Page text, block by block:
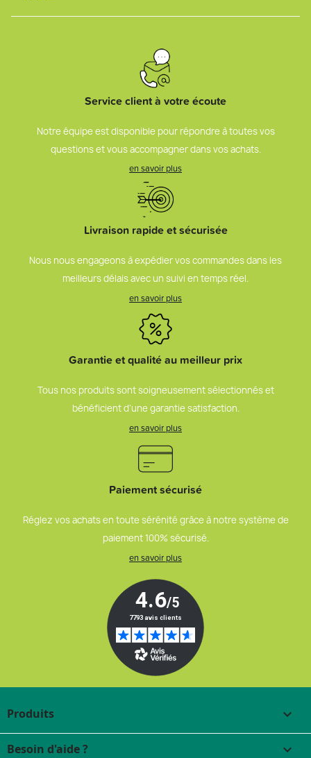
Service client à votre écoute
Notre équipe est disponible pour répondre à toutes vos
questions et vous accompagner dans vos achats.
en savoir plus
Livraison rapide et sécurisée
Nous nous engageons à expédier vos commandes dans les
meilleurs délais avec un suivi en temps réel.
en savoir plus
Garantie et qualité au meilleur prix
Tous nos produits sont soigneusement sélectionnés et
bénéficient d’une garantie satisfaction.
en savoir plus
Paiement sécurisé
Réglez vos achats en toute sérénité grâce à notre système de
paiement 100% sécurisé.
en savoir plus
Produits 
Besoin d'aide ? 